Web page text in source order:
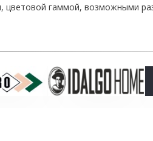
гаммой, возможными